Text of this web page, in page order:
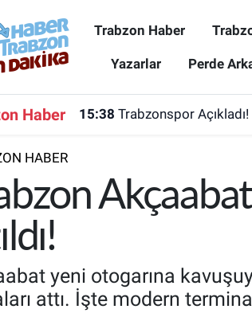
Trabzon Haber
Yazarlar Perde
Haber 15:38 Trabzonspor
HABER
yeni otogarına
attı. İşte modern
Eczaneler
Yoğunluk Haritası
Durumu ve Fikstür